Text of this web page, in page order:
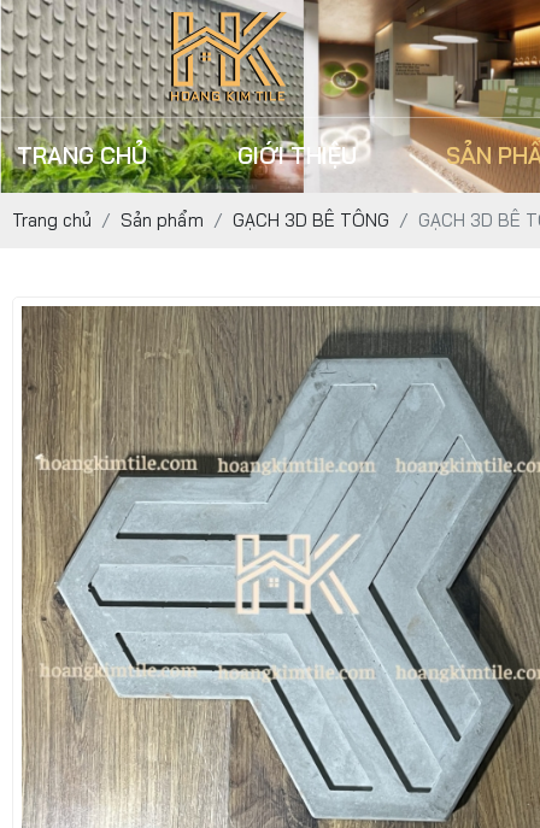
TRANG CHỦ GIỚI THIỆU SẢN
Trang chủ Sản phẩm GẠCH 3D BÊ TÔNG GẠCH 3D BÊ